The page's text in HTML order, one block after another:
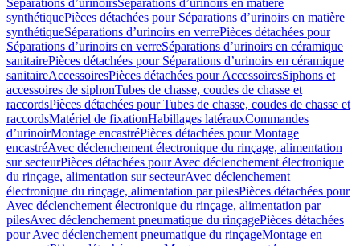
Séparations d’urinoirsSéparations d’urinoirs en matière
synthétiquePièces détachées pour Séparations d’urinoirs en matière
synthétiqueSéparations d’urinoirs en verrePièces détachées pour
Séparations d’urinoirs en verreSéparations d’urinoirs en céramique
sanitairePièces détachées pour Séparations d’urinoirs en céramique
sanitaireAccessoiresPièces détachées pour AccessoiresSiphons et
accessoires de siphonTubes de chasse, coudes de chasse et
raccordsPièces détachées pour Tubes de chasse, coudes de chasse et
raccordsMatériel de fixationHabillages latérauxCommandes
dʼurinoirMontage encastréPièces détachées pour Montage
encastréAvec déclenchement électronique du rinçage, alimentation
sur secteurPièces détachées pour Avec déclenchement électronique
du rinçage, alimentation sur secteurAvec déclenchement
électronique du rinçage, alimentation par pilesPièces détachées pour
Avec déclenchement électronique du rinçage, alimentation par
pilesAvec déclenchement pneumatique du rinçagePièces détachées
pour Avec déclenchement pneumatique du rinçageMontage en